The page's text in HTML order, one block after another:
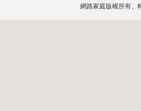
網路家庭版權所有、